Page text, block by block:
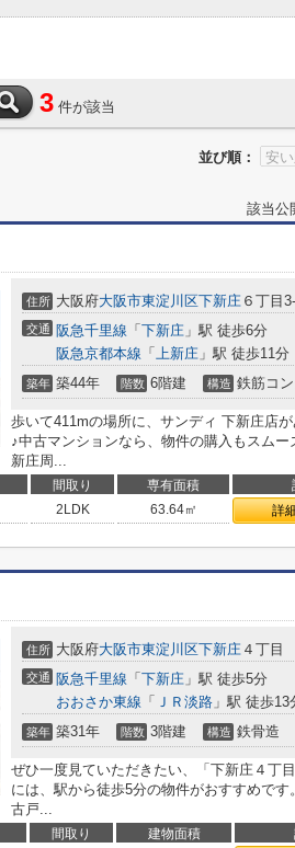
3 件が該当
並び順：
該当公
住所 大阪府大阪市東淀川区下新庄 ６丁目
交通 阪急千里線 「 下新庄 」駅 徒歩6分
阪急京都本線 「 上新庄 」駅 徒歩11分
築年 築44年 階数 6階建 構造 鉄筋コ
歩いて411mの場所に、サンディ 下新庄店
♪中古マンションなら、物件の購入もスム
新庄周...
間取り 専有面積
2LDK 63.64㎡ 詳
住所 大阪府大阪市東淀川区下新庄 ４丁目
交通 阪急千里線 「 下新庄 」駅 徒歩5分
おおさか東線 「 ＪＲ淡路 」駅 徒歩13
築年 築31年 階数 3階建 構造 鉄骨造
ぜひ一度見ていただきたい、「下新庄４丁
には、駅から徒歩5分の物件がおすすめで
古戸...
間取り 建物面積